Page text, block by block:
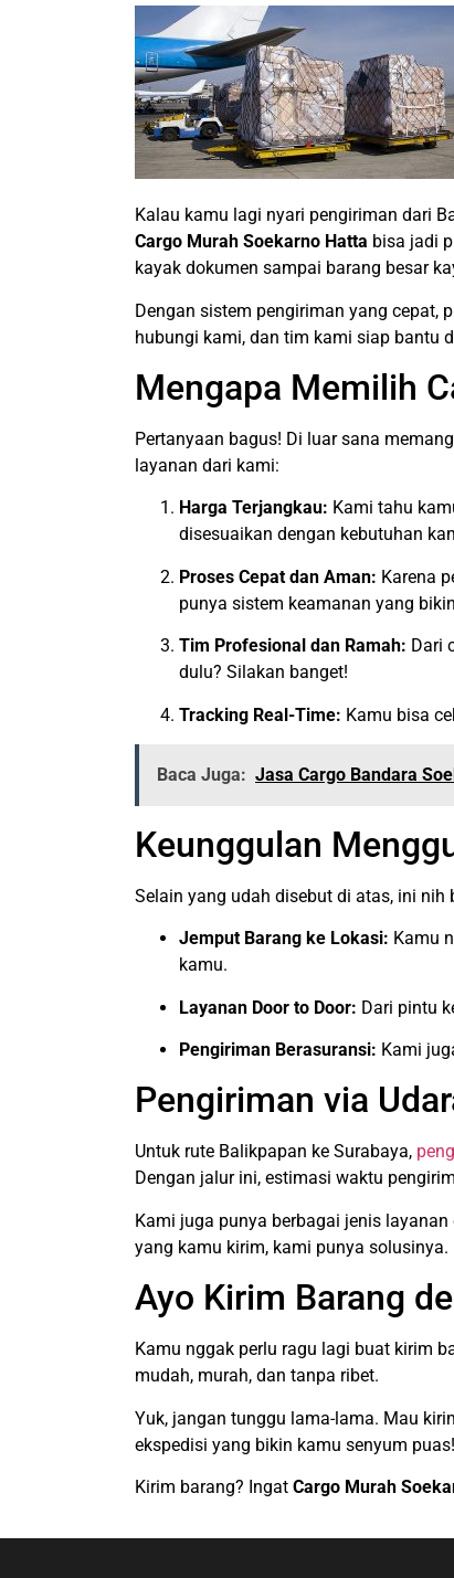
Kalau kamu lagi nyari pengiriman dari
Cargo Murah Soekarno Hatta bisa jadi
kayak dokumen sampai barang besar
Dengan sistem pengiriman yang cepat,
hubungi kami, dan tim kami siap bantu
Mengapa Memilih
Pertanyaan bagus! Di luar sana
layanan dari kami:
Harga Terjangkau: Kami tahu
disesuaikan dengan kebutuhan
Proses Cepat dan Aman: Karena
punya sistem keamanan yang
Tim Profesional dan Ramah: Dari
dulu? Silakan banget!
Tracking Real-Time: Kamu bisa
Baca Juga: Jasa Cargo Bandara
Keunggulan
Selain yang udah disebut di atas, ini
Jemput Barang ke Lokasi: Kamu
kamu.
Layanan Door to Door: Dari pintu
Pengiriman Berasuransi: Kami
Pengiriman via
Untuk rute Balikpapan ke Surabaya,
Dengan jalur ini, estimasi waktu
Kami juga punya berbagai jenis
yang kamu kirim, kami punya solusinya.
Ayo Kirim Barang
Kamu nggak perlu ragu lagi buat kirim
mudah, murah, dan tanpa ribet.
Yuk, jangan tunggu lama-lama. Mau
ekspedisi yang bikin kamu senyum puas!
Kirim barang? Ingat Cargo Murah